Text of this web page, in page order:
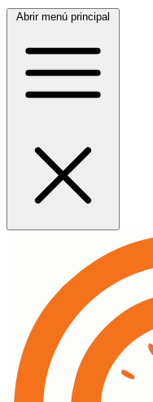
Abrir menú principal